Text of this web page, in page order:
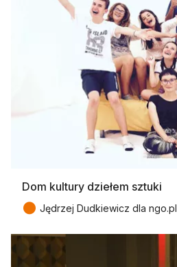
Dom kultury dziełem sztuki
● Jędrzej Dudkiewicz dla ngo.pl